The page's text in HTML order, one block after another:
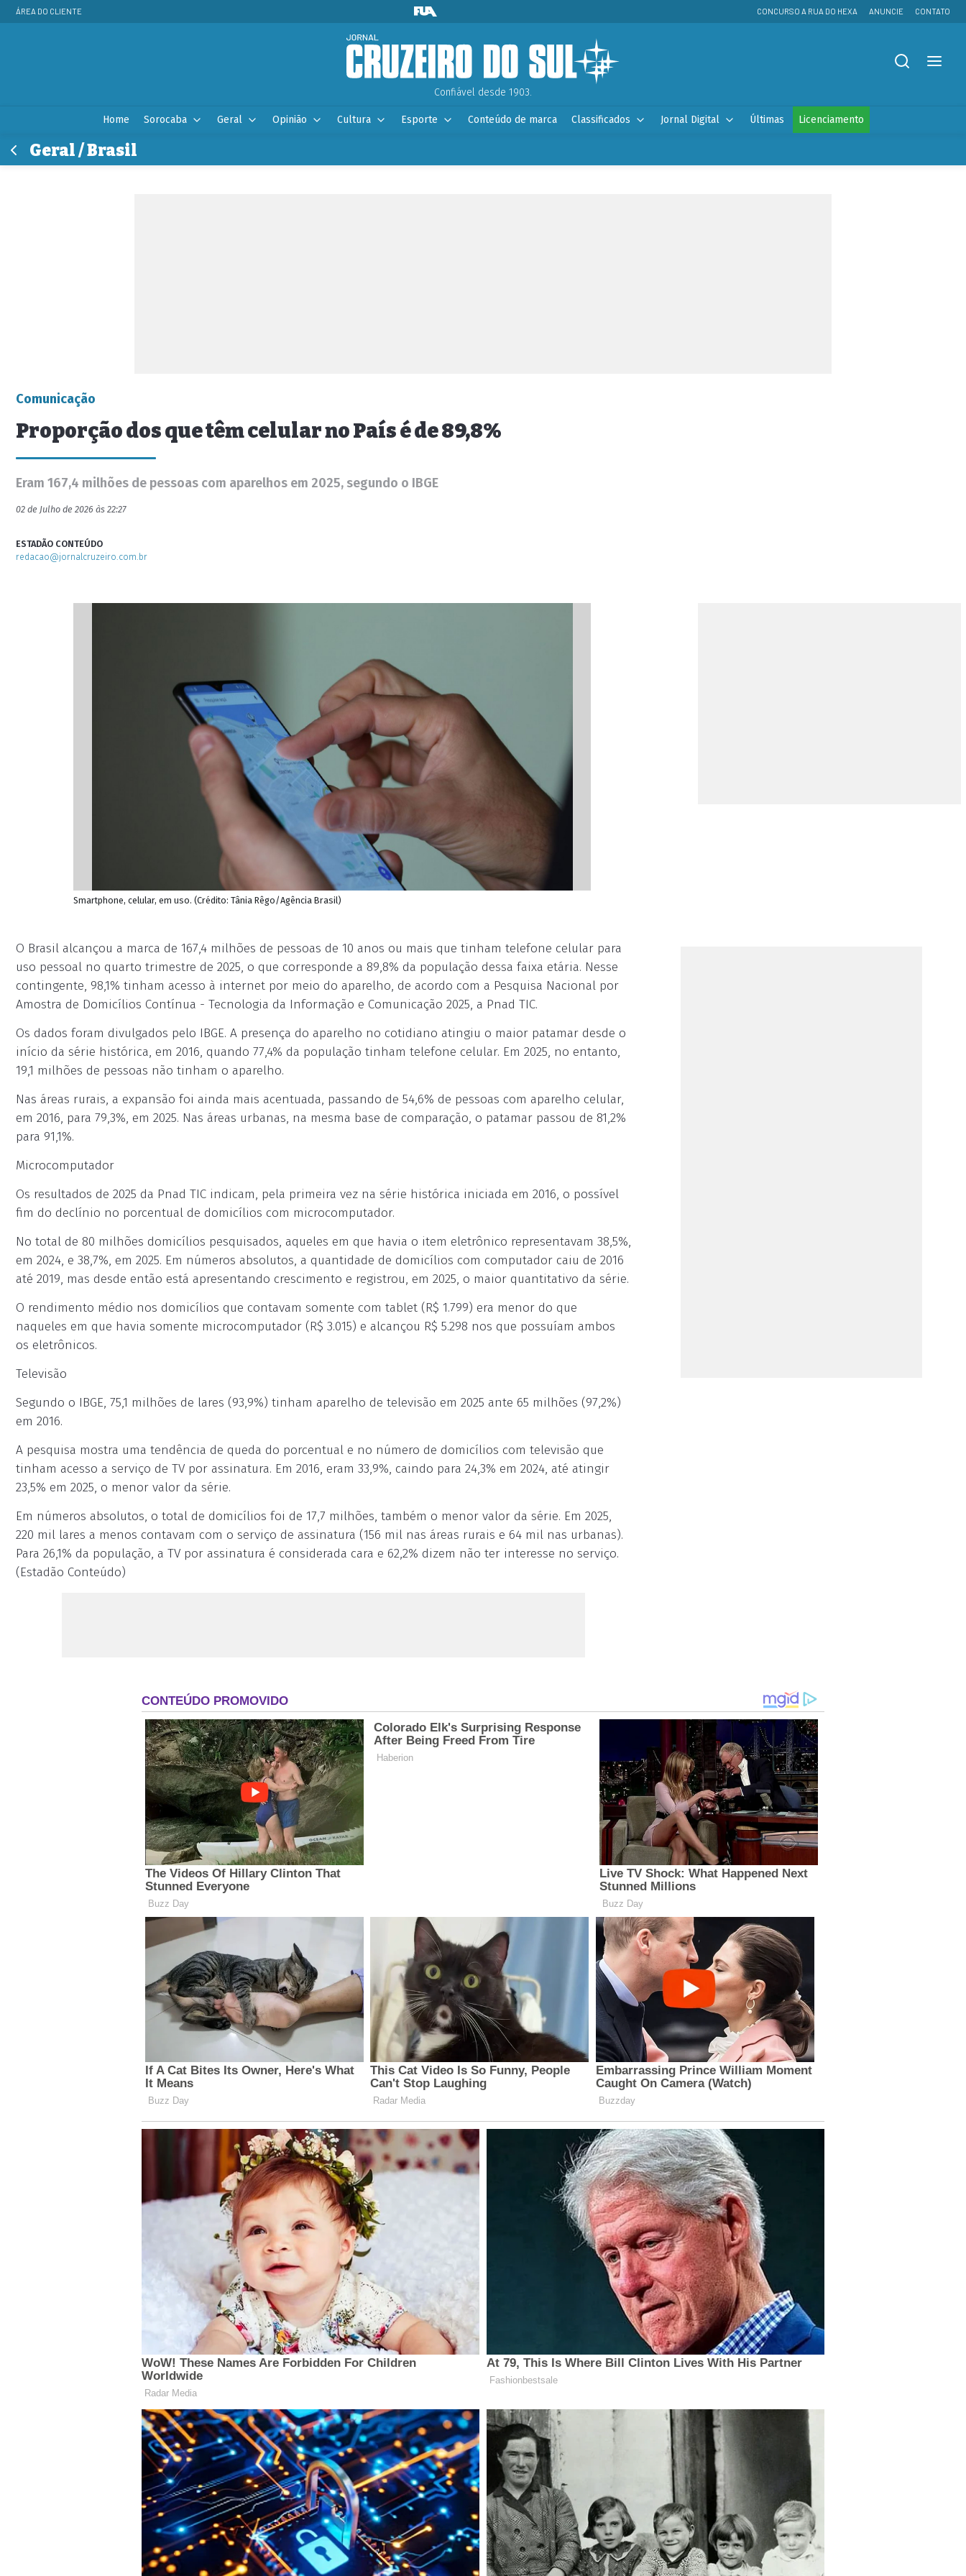
ÁREA DO CLIENTE CONCURSO A RUA DO HEXA ANUNCIE CONTATO
Confiável desde 1903.
Home Sorocaba Geral Opinião Cultura Esporte Conteúdo de marca Classificados Jornal Digital Últimas Licenciamento
Geral / Brasil
Comunicação
Proporção dos que têm celular no País é de 89,8%
Eram 167,4 milhões de pessoas com aparelhos em 2025, segundo o IBGE
02 de Julho de 2026 às 22:27
ESTADÃO CONTEÚDO
redacao@jornalcruzeiro.com.br
Smartphone, celular, em uso. (Crédito: Tânia Rêgo/Agência Brasil)
O Brasil alcançou a marca de 167,4 milhões de pessoas de 10 anos ou mais que tinham telefone celular para
uso pessoal no quarto trimestre de 2025, o que corresponde a 89,8% da população dessa faixa etária. Nesse
contingente, 98,1% tinham acesso à internet por meio do aparelho, de acordo com a Pesquisa Nacional por
Amostra de Domicílios Contínua - Tecnologia da Informação e Comunicação 2025, a Pnad TIC.
Os dados foram divulgados pelo IBGE. A presença do aparelho no cotidiano atingiu o maior patamar desde o
início da série histórica, em 2016, quando 77,4% da população tinham telefone celular. Em 2025, no entanto,
19,1 milhões de pessoas não tinham o aparelho.
Nas áreas rurais, a expansão foi ainda mais acentuada, passando de 54,6% de pessoas com aparelho celular,
em 2016, para 79,3%, em 2025. Nas áreas urbanas, na mesma base de comparação, o patamar passou de 81,2%
para 91,1%.
Microcomputador
Os resultados de 2025 da Pnad TIC indicam, pela primeira vez na série histórica iniciada em 2016, o possível
fim do declínio no porcentual de domicílios com microcomputador.
No total de 80 milhões domicílios pesquisados, aqueles em que havia o item eletrônico representavam 38,5%,
em 2024, e 38,7%, em 2025. Em números absolutos, a quantidade de domicílios com computador caiu de 2016
até 2019, mas desde então está apresentando crescimento e registrou, em 2025, o maior quantitativo da série.
O rendimento médio nos domicílios que contavam somente com tablet (R$ 1.799) era menor do que
naqueles em que havia somente microcomputador (R$ 3.015) e alcançou R$ 5.298 nos que possuíam ambos
os eletrônicos.
Televisão
Segundo o IBGE, 75,1 milhões de lares (93,9%) tinham aparelho de televisão em 2025 ante 65 milhões (97,2%)
em 2016.
A pesquisa mostra uma tendência de queda do porcentual e no número de domicílios com televisão que
tinham acesso a serviço de TV por assinatura. Em 2016, eram 33,9%, caindo para 24,3% em 2024, até atingir
23,5% em 2025, o menor valor da série.
Em números absolutos, o total de domicílios foi de 17,7 milhões, também o menor valor da série. Em 2025,
220 mil lares a menos contavam com o serviço de assinatura (156 mil nas áreas rurais e 64 mil nas urbanas).
Para 26,1% da população, a TV por assinatura é considerada cara e 62,2% dizem não ter interesse no serviço.
(Estadão Conteúdo)